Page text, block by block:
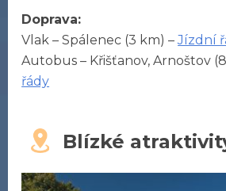
Doprava:
Vlak – Spálenec (3 km) –Jízdní
Autobus – Křišťanov, Arnoštov
řády
Blízké